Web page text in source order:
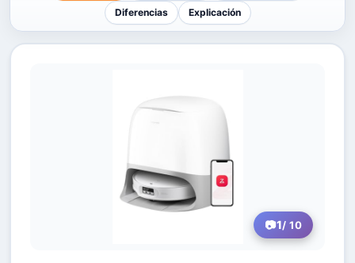
Diferencias
Explicación
1/ 10